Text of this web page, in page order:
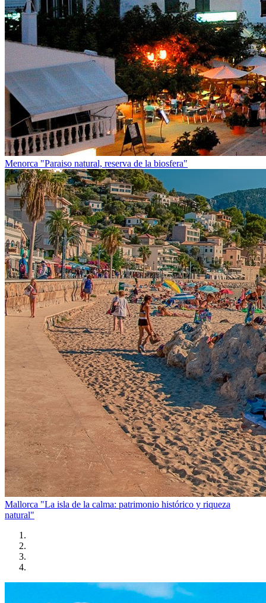
Menorca "Paraiso natural, reserva de la biosfera"
Mallorca "La isla de la calma: patrimonio histórico y riqueza
natural"